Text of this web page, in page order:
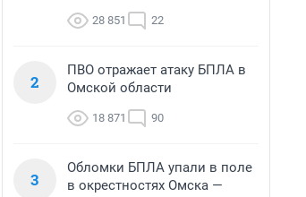
28 851 22
2
ПВО отражает атаку БПЛА в
Омской области
18 871 90
3
Обломки БПЛА упали в поле
в окрестностях Омска —